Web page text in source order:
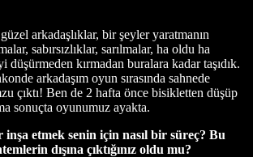
arkadaşlıklar, bir şeyler yaratmanın
sabırsızlıklar, sarılmalar, ha oldu ha
kırmadan buralara kadar taşıdık.
arkadaşım oyun sırasında sahnede
çıktı! Ben de 2 hafta önce bisikletten düşüp
sonuçta oyunumuz ayakta.
etmek senin için nasıl bir süreç? Bu
dışına çıktığınız oldu mu?